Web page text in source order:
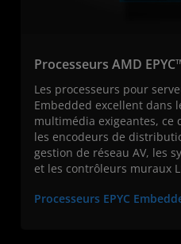
Processeurs AMD
Les processeurs pour
Embedded excellent dans
multimédia exigeantes,
les encodeurs de
gestion de réseau AV, les
et les contrôleurs muraux
Processeurs EPYC